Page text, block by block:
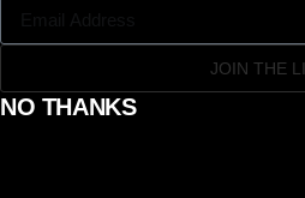
JOIN THE
NO THANKS